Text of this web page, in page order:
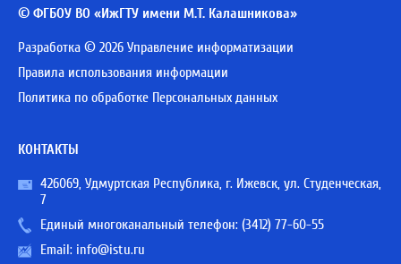
© ФГБОУ ВО «ИжГТУ имени М.Т. Калашникова»
Разработка © 2026 Управление информатизации
Правила использования информации
Политика по обработке Персональных данных
КОНТАКТЫ
426069, Удмуртская Республика, г. Ижевск, ул. Студенческая,
7
Единый многоканальный телефон: (3412) 77-60-55
Email: info@istu.ru